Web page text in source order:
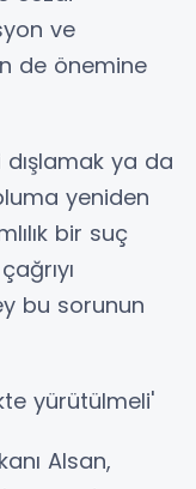
ve
de önemine
ya da
yeniden
bir suç
bu sorunun
yürütülmeli'
Alsan,